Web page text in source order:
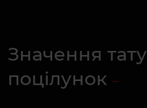
Значення тату
поцілунок